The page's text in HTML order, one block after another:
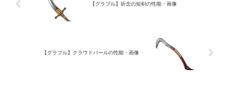
【グラブル】祈念の短剣の性能・画像
【グラブル】クラウドバールの性能・画像